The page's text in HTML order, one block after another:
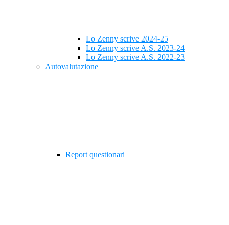
Lo Zenny scrive 2024-25
Lo Zenny scrive A.S. 2023-24
Lo Zenny scrive A.S. 2022-23
Autovalutazione
Report questionari